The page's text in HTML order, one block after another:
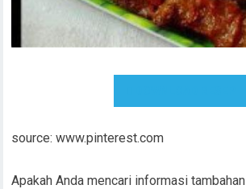
source: www.pinterest.com
Apakah Anda mencari informasi